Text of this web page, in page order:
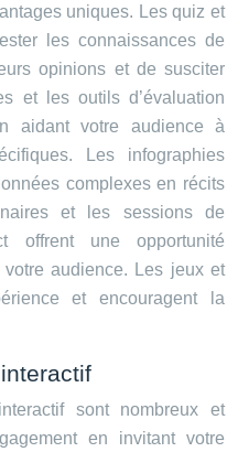
uniques. Les quiz et
les connaissances de
opinions et de susciter
et les outils d’évaluation
aidant votre audience à
Les infographies
complexes en récits
et les sessions de
offrent une opportunité
audience. Les jeux et
et encouragent la
sont nombreux et
en invitant votre